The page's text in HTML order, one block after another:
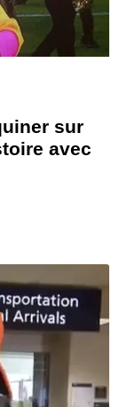
sur
avec